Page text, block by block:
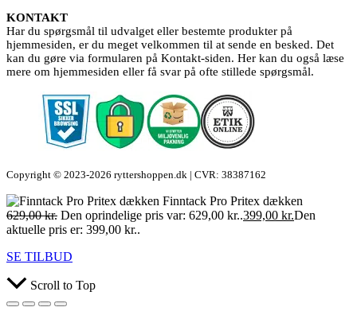
KONTAKT
Har du spørgsmål til udvalget eller bestemte produkter på
hjemmesiden, er du meget velkommen til at sende en besked. Det
kan du gøre via formularen på Kontakt-siden. Her kan du også læse
mere om hjemmesiden eller få svar på ofte stillede spørgsmål.
Copyright © 2023-2026 ryttershoppen.dk | CVR: 38387162
Finntack Pro Pritex dækken
629,00kr. Den oprindelige pris var: 629,00 kr..399,00 kr.Den
aktuelle pris er: 399,00 kr..
SE TILBUD
Scroll to Top